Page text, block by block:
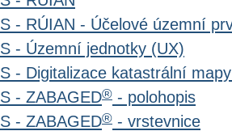
- RÚIAN - Účelové územní
- Územní jednotky (UX)
- Digitalizace katastrální
- ZABAGED® - polohopis
- ZABAGED® - vrstevnice